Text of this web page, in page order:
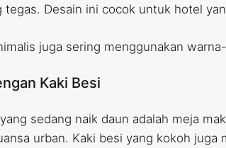
tegas. Desain ini cocok untuk hotel
juga sering menggunakan
Kaki Besi
sedang naik daun adalah meja
urban. Kaki besi yang kokoh